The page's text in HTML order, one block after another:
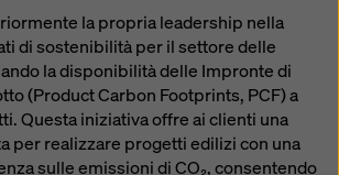
la propria leadership nella
di sostenibilità per il settore delle
la disponibilità delle Impronte di
(Product Carbon Footprints, PCF) a
Questa iniziativa offre ai clienti una
per realizzare progetti edilizi con una
sulle emissioni di CO₂, consentendo